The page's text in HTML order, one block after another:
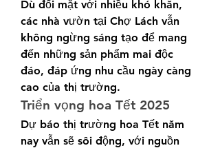
Dù đối mặt với nhiều khó khăn,
các nhà vườn tại Chợ Lách vẫn
không ngừng sáng tạo để mang
đến những sản phẩm mai độc
đáo, đáp ứng nhu cầu ngày càng
cao của thị trường.
Triển vọng hoa Tết 2025
Dự báo thị trường hoa Tết năm
nay vẫn sẽ sôi động, với nguồn